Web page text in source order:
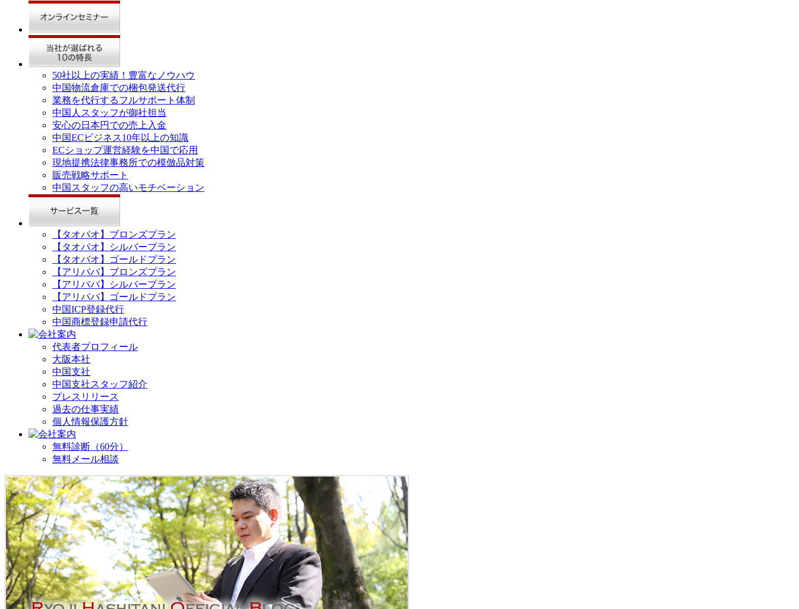
50社以上の実績！豊富なノウハウ
中国物流倉庫での梱包発送代行
業務を代行するフルサポート体制
中国人スタッフが御社担当
安心の日本円での売上入金
中国ECビジネス10年以上の知識
ECショップ運営経験を中国で応用
現地提携法律事務所での模倣品対策
販売戦略サポート
中国スタッフの高いモチベーション
【タオバオ】ブロンズプラン
【タオバオ】シルバープラン
【タオバオ】ゴールドプラン
【アリババ】ブロンズプラン
【アリババ】シルバープラン
【アリババ】ゴールドプラン
中国ICP登録代行
中国商標登録申請代行
代表者プロフィール
大阪本社
中国支社
中国支社スタッフ紹介
プレスリリース
過去の仕事実績
個人情報保護方針
無料診断（60分）
無料メール相談